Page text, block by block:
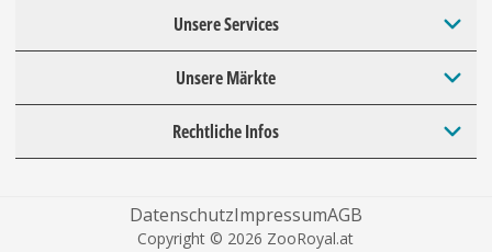
Unsere Services
Unsere Märkte
Rechtliche Infos
DatenschutzImpressumAGB
Copyright © 2026 ZooRoyal.at